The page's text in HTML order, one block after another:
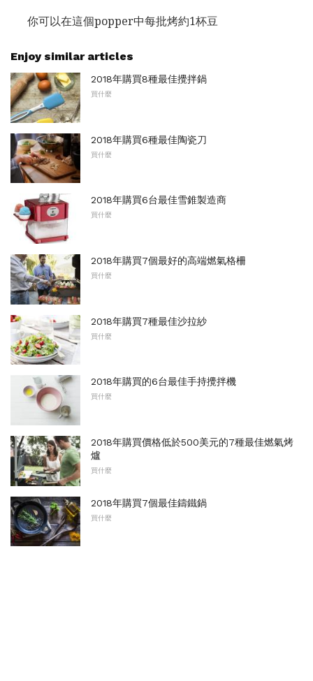
你可以在這個popper中每批烤約1杯豆
Enjoy similar articles
2018年購買8種最佳攪拌鍋
買什麼
2018年購買6種最佳陶瓷刀
買什麼
2018年購買6台最佳雪錐製造商
買什麼
2018年購買7個最好的高端燃氣格柵
買什麼
2018年購買7種最佳沙拉紗
買什麼
2018年購買的6台最佳手持攪拌機
買什麼
2018年購買價格低於500美元的7種最佳燃氣烤
爐
買什麼
2018年購買7個最佳鑄鐵鍋
買什麼